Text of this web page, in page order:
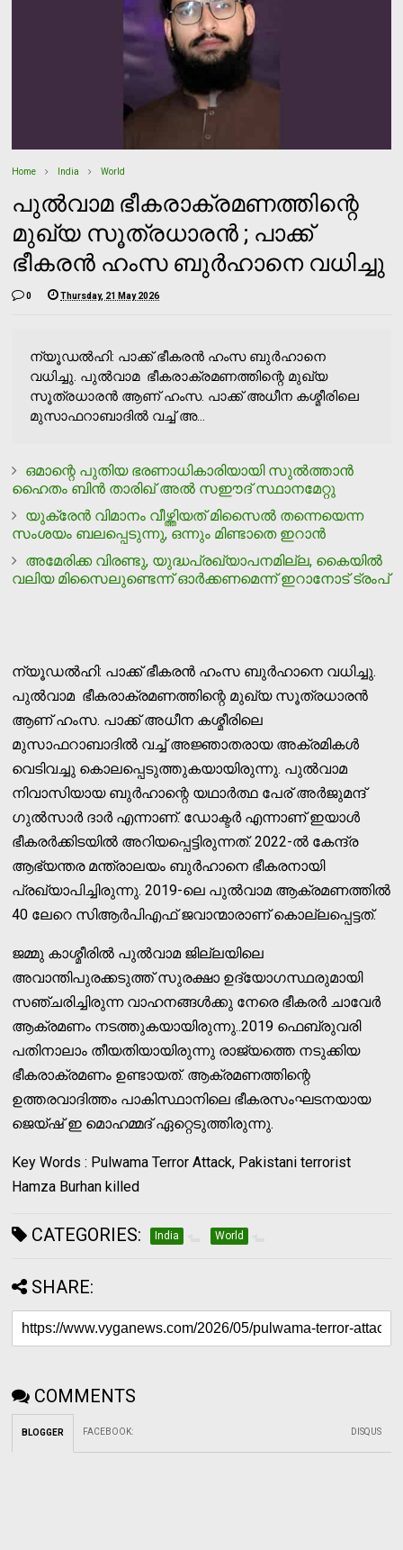
Home India World
പുൽവാമ ഭീകരാക്രമണത്തിന്റെ
മുഖ്യ സൂത്രധാരൻ ; പാക്ക്
ഭീകരൻ ഹംസ ബുർഹാനെ വധിച്ചു
0 Thursday, 21 May 2026
ന്യൂഡൽഹി: പാക്ക് ഭീകരൻ ഹംസ ബുർഹാനെ
വധിച്ചു. പുൽവാമ ഭീകരാക്രമണത്തിന്റെ മുഖ്യ
സൂത്രധാരൻ ആണ് ഹംസ. പാക്ക് അധീന കശ്മീരിലെ
മുസാഫറാബാദില്‍ വച്ച് അ...
ഒമാന്റെ പുതിയ ഭരണാധികാരിയായി സുല്‍ത്താന്‍
ഹൈതം ബിന്‍ താരിഖ് അല്‍ സഈദ് സ്ഥാനമേറ്റു
യുക്രേൻ വിമാനം വീഴ്ത്തിയത് മിസൈൽ തന്നെയെന്ന
സംശയം ബലപ്പെടുന്നു, ഒന്നും മിണ്ടാതെ ഇറാൻ
അമേരിക്ക വിരണ്ടു, യുദ്ധപ്രഖ്യാപനമില്ല, കൈയില്‍
വലിയ മിസൈലുണ്ടെന്ന് ഓര്‍ക്കണമെന്ന് ഇറാനോട് ട്രംപ്
ന്യൂഡൽഹി: പാക്ക് ഭീകരൻ ഹംസ ബുർഹാനെ വധിച്ചു.
പുൽവാമ ഭീകരാക്രമണത്തിന്റെ മുഖ്യ സൂത്രധാരൻ
ആണ് ഹംസ. പാക്ക് അധീന കശ്മീരിലെ
മുസാഫറാബാദില്‍ വച്ച് അജ്ഞാതരായ അക്രമികൾ
വെടിവച്ചു കൊലപ്പെടുത്തുകയായിരുന്നു. പുല്‍വാമ
നിവാസിയായ ബുര്‍ഹാന്റെ യഥാര്‍ത്ഥ പേര് അര്‍ജുമന്ദ്
ഗുല്‍സാര്‍ ദാര്‍ എന്നാണ്. ഡോക്ടര്‍ എന്നാണ് ഇയാള്‍
ഭീകരര്‍ക്കിടയില്‍ അറിയപ്പെട്ടിരുന്നത്. 2022-ല്‍ കേന്ദ്ര
ആഭ്യന്തര മന്ത്രാലയം ബുര്‍ഹാനെ ഭീകരനായി
പ്രഖ്യാപിച്ചിരുന്നു. 2019-ലെ പുല്‍വാമ ആക്രമണത്തില്‍
40 ലേറെ സിആര്‍പിഎഫ് ജവാന്മാരാണ് കൊല്ലപ്പെട്ടത്.
ജമ്മു കാശ്മീരില്‍ പുല്‍വാമ ജില്ലയിലെ
അവാന്തിപുരക്കടുത്ത് സുരക്ഷാ ഉദ്യോഗസ്ഥരുമായി
സഞ്ചരിച്ചിരുന്ന വാഹനങ്ങള്‍ക്കു നേരെ ഭീകരര്‍ ചാവേര്‍
ആക്രമണം നടത്തുകയായിരുന്നു..2019 ഫെബ്രുവരി
പതിനാലാം തീയതിയായിരുന്നു രാജ്യത്തെ നടുക്കിയ
ഭീകരാക്രമണം ഉണ്ടായത്. ആക്രമണത്തിന്റെ
ഉത്തരവാദിത്തം പാകിസ്ഥാനിലെ ഭീകരസംഘടനയായ
ജെയ്ഷ് ഇ മൊഹമ്മദ് ഏറ്റെടുത്തിരുന്നു.
Key Words : Pulwama Terror Attack, Pakistani terrorist
Hamza Burhan killed
CATEGORIES: India World
SHARE:
COMMENTS
BLOGGER FACEBOOK: DISQUS